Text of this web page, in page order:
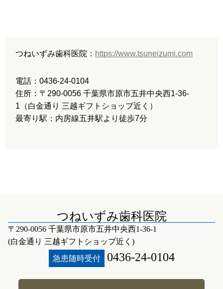
つねいずみ歯科医院： https://www.tsuneizumi.com
電話：0436-24-0104
住所：〒290-0056 千葉県市原市五井中央西1-36-
1（白金通り 三越ギフトショップ近く）
最寄り駅：内房線五井駅より徒歩7分
つねいずみ歯科医院
〒290-0056 千葉県市原市五井中央西1-36-1
(白金通り 三越ギフトショップ近く)
急患随時受付
0436-24-0104